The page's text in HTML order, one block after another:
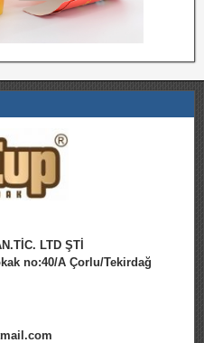
LTD ŞTİ
no:40/A Çorlu/Tekirdağ